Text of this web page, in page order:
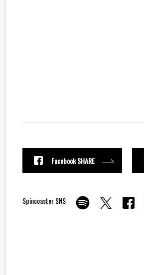
Facebook SHARE
Spincoaster SNS